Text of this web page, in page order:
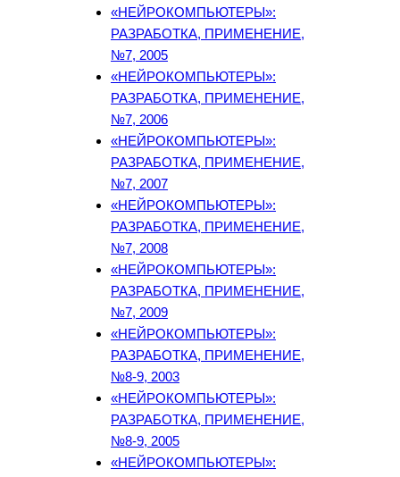
«НЕЙРОКОМПЬЮТЕРЫ»:
РАЗРАБОТКА, ПРИМЕНЕНИЕ,
№7, 2005
«НЕЙРОКОМПЬЮТЕРЫ»:
РАЗРАБОТКА, ПРИМЕНЕНИЕ,
№7, 2006
«НЕЙРОКОМПЬЮТЕРЫ»:
РАЗРАБОТКА, ПРИМЕНЕНИЕ,
№7, 2007
«НЕЙРОКОМПЬЮТЕРЫ»:
РАЗРАБОТКА, ПРИМЕНЕНИЕ,
№7, 2008
«НЕЙРОКОМПЬЮТЕРЫ»:
РАЗРАБОТКА, ПРИМЕНЕНИЕ,
№7, 2009
«НЕЙРОКОМПЬЮТЕРЫ»:
РАЗРАБОТКА, ПРИМЕНЕНИЕ,
№8-9, 2003
«НЕЙРОКОМПЬЮТЕРЫ»:
РАЗРАБОТКА, ПРИМЕНЕНИЕ,
№8-9, 2005
«НЕЙРОКОМПЬЮТЕРЫ»: